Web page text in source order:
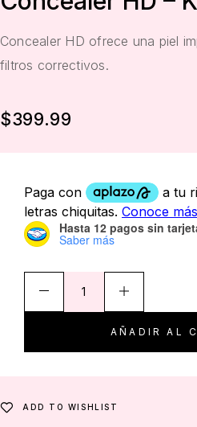
Concealer HD ofrece una piel
filtros correctivos.
$399.99
Hasta 12 pagos sin
Saber más
AÑADIR AL
ADD TO WISHLIST